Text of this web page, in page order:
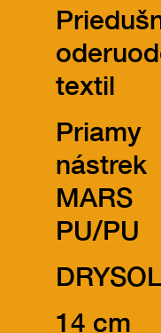
textil
Priamy
nástrek
MARS
PU/PU
14 cm